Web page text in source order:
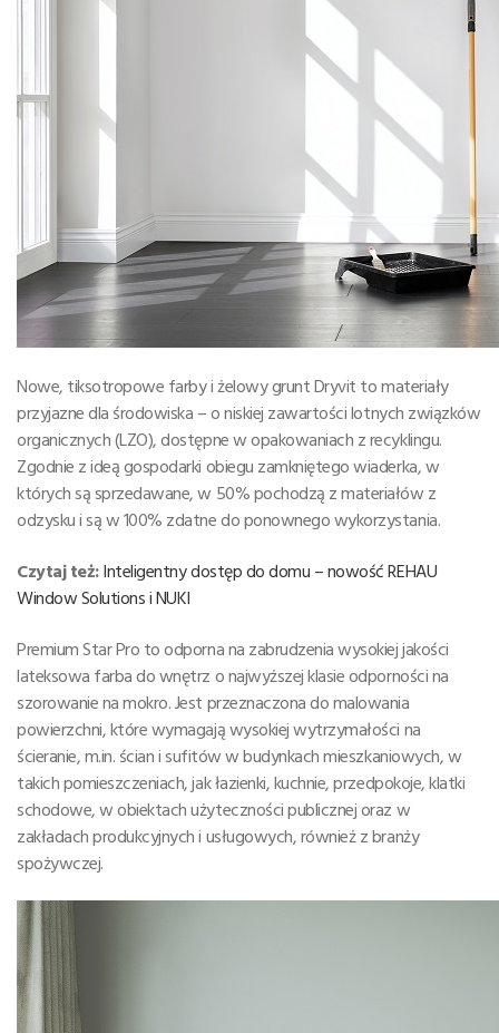
Nowe, tiksotropowe farby i żelowy grunt Dryvit to materiały
przyjazne dla środowiska – o niskiej zawartości lotnych związków
organicznych (LZO), dostępne w opakowaniach z recyklingu.
Zgodnie z ideą gospodarki obiegu zamkniętego wiaderka, w
których są sprzedawane, w 50% pochodzą z materiałów z
odzysku i są w 100% zdatne do ponownego wykorzystania.
Czytaj też:Inteligentny dostęp do domu – nowość REHAU
Window Solutions i NUKI
Premium Star Pro to odporna na zabrudzenia wysokiej jakości
lateksowa farba do wnętrz o najwyższej klasie odporności na
szorowanie na mokro. Jest przeznaczona do malowania
powierzchni, które wymagają wysokiej wytrzymałości na
ścieranie, m.in. ścian i sufitów w budynkach mieszkaniowych, w
takich pomieszczeniach, jak łazienki, kuchnie, przedpokoje, klatki
schodowe, w obiektach użyteczności publicznej oraz w
zakładach produkcyjnych i usługowych, również z branży
spożywczej.